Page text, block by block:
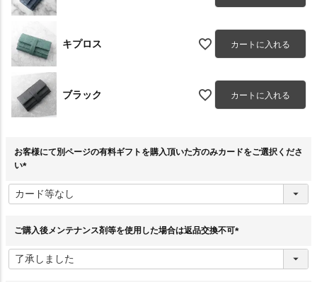
キプロス カートに入れる
ブラック カートに入れる
お客様にて別ページの有料ギフトを購入頂いた方のみカードをご選択くださ
い
必
須
ご購入後メンテナンス剤等を使用した場合は返品交換不可
須